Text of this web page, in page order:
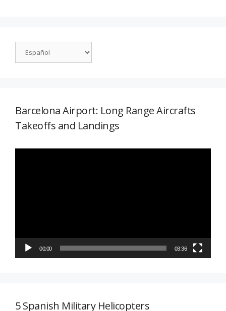
Barcelona Airport: Long Range Aircrafts
Takeoffs and Landings
00:00 03:36
5 Spanish Military Helicopters